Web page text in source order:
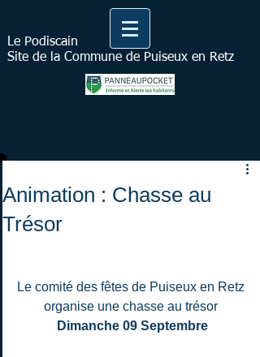
Le Podiscain
Site de la Commune de Puiseux en Retz
Animation : Chasse au
Trésor
Le comité des fêtes de Puiseux en Retz
organise une chasse au trésor
Dimanche 09 Septembre